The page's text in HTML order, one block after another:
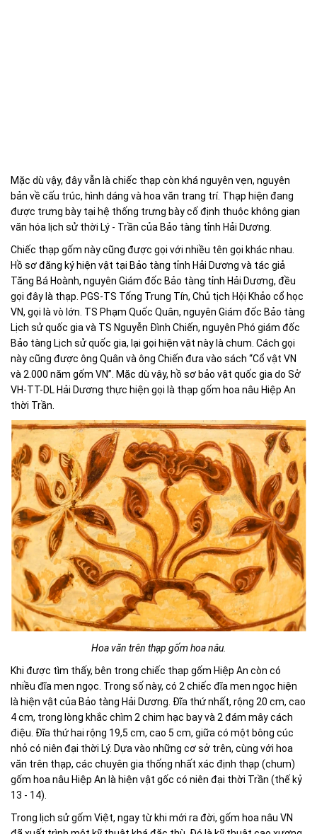
Mặc dù vậy, đây vẫn là chiếc thạp còn khá nguyên vẹn, nguyên
bản về cấu trúc, hình dáng và hoa văn trang trí. Thạp hiện đang
được trưng bày tại hệ thống trưng bày cố định thuộc không gian
văn hóa lịch sử thời Lý - Trần của Bảo tàng tỉnh Hải Dương.
Chiếc thạp gốm này cũng được gọi với nhiều tên gọi khác nhau.
Hồ sơ đăng ký hiện vật tại Bảo tàng tỉnh Hải Dương và tác giả
Tăng Bá Hoành, nguyên Giám đốc Bảo tàng tỉnh Hải Dương, đều
gọi đây là thạp. PGS-TS Tống Trung Tín, Chủ tịch Hội Khảo cổ học
VN, gọi là vò lớn. TS Phạm Quốc Quân, nguyên Giám đốc Bảo tàng
Lịch sử quốc gia và TS Nguyễn Đình Chiến, nguyên Phó giám đốc
Bảo tàng Lịch sử quốc gia, lại gọi hiện vật này là chum. Cách gọi
này cũng được ông Quân và ông Chiến đưa vào sách “Cổ vật VN
và 2.000 năm gốm VN”. Mặc dù vậy, hồ sơ bảo vật quốc gia do Sở
VH-TT-DL Hải Dương thực hiện gọi là thạp gốm hoa nâu Hiệp An
thời Trần.
Hoa văn trên thạp gốm hoa nâu.
Khi được tìm thấy, bên trong chiếc thạp gốm Hiệp An còn có
nhiều đĩa men ngọc. Trong số này, có 2 chiếc đĩa men ngọc hiện
là hiện vật của Bảo tàng Hải Dương. Đĩa thứ nhất, rộng 20 cm, cao
4 cm, trong lòng khắc chìm 2 chim hạc bay và 2 đám mây cách
điệu. Đĩa thứ hai rộng 19,5 cm, cao 5 cm, giữa có một bông cúc
nhỏ có niên đại thời Lý. Dựa vào những cơ sở trên, cùng với hoa
văn trên thạp, các chuyên gia thống nhất xác định thạp (chum)
gốm hoa nâu Hiệp An là hiện vật gốc có niên đại thời Trần (thế kỷ
13 - 14).
Trong lịch sử gốm Việt, ngay từ khi mới ra đời, gốm hoa nâu VN